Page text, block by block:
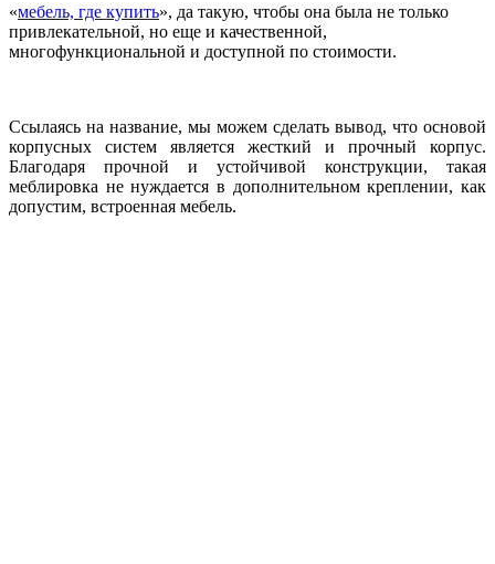
«мебель, где купить», да такую, чтобы она была не только
привлекательной, но еще и качественной,
многофункциональной и доступной по стоимости.
Ссылаясь на название, мы можем сделать вывод, что основой
корпусных систем является жесткий и прочный корпус.
Благодаря прочной и устойчивой конструкции, такая
меблировка не нуждается в дополнительном креплении, как
допустим, встроенная мебель.